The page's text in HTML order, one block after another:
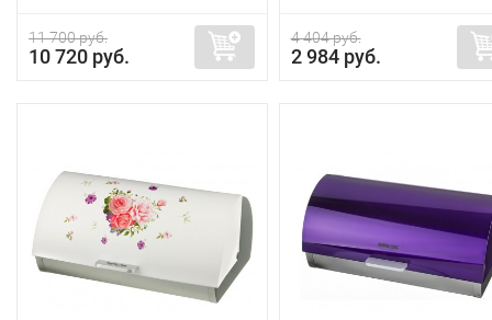
11 700 руб.
10 720 руб.
4 404 руб.
2 984 руб.